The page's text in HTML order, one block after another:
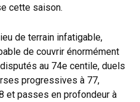
cette saison.
de terrain infatigable,
de couvrir énormément
au 74e centile, duels
progressives à 77,
et passes en profondeur à